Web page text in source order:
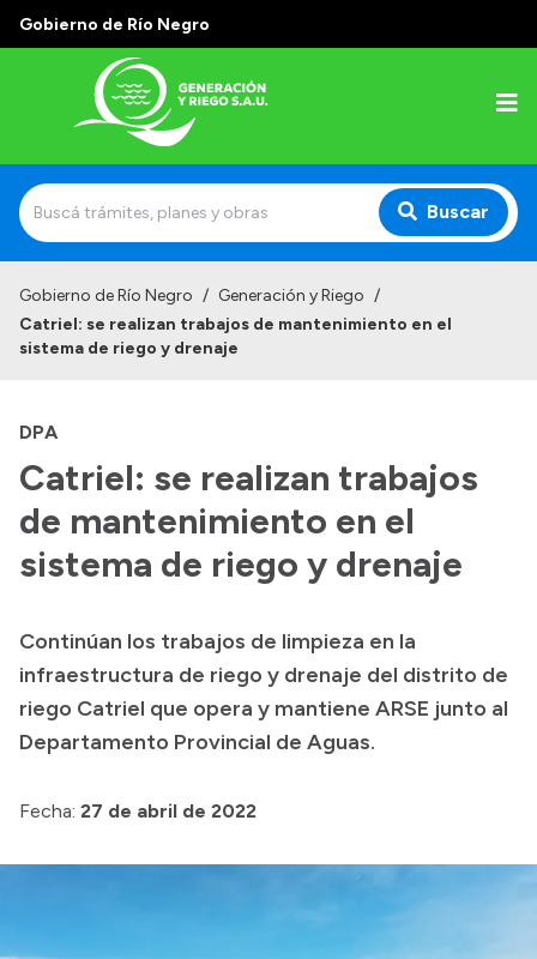
Gobierno de Río Negro
Buscar
Institucional
Autoridades
Historia
Normativa
Transparencia
Transparencia
Presupuesto
Boletín Oficial
Consulta de expedientes
Gobierno de Río Negro / Generación y Riego /
Catriel: se realizan trabajos de mantenimiento en el
sistema de riego y drenaje
DPA
Catriel: se realizan trabajos
de mantenimiento en el
sistema de riego y drenaje
Continúan los trabajos de limpieza en la
infraestructura de riego y drenaje del distrito de
riego Catriel que opera y mantiene ARSE junto al
Departamento Provincial de Aguas.
Fecha: 27 de abril de 2022